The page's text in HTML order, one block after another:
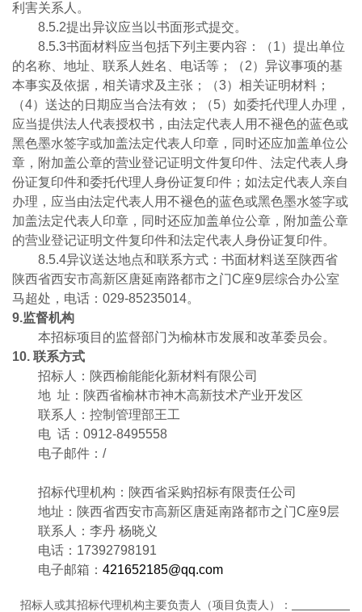
利害关系人。
8.5.2提出异议应当以书面形式提交。
8.5.3书面材料应当包括下列主要内容：（1）提出单位
的名称、地址、联系人姓名、电话等；（2）异议事项的基
本事实及依据，相关请求及主张；（3）相关证明材料；
（4）送达的日期应当合法有效；（5）如委托代理人办理，
应当提供法人代表授权书，由法定代表人用不褪色的蓝色或
黑色墨水签字或加盖法定代表人印章，同时还应加盖单位公
章，附加盖公章的营业登记证明文件复印件、法定代表人身
份证复印件和委托代理人身份证复印件；如法定代表人亲自
办理，应当由法定代表人用不褪色的蓝色或黑色墨水签字或
加盖法定代表人印章，同时还应加盖单位公章，附加盖公章
的营业登记证明文件复印件和法定代表人身份证复印件。
8.5.4异议送达地点和联系方式：书面材料送至陕西省
陕西省西安市高新区唐延南路都市之门C座9层综合办公室
马超处，电话：029-85235014。
9.监督机构
本招标项目的监督部门为榆林市发展和改革委员会。
联系方式
招标人：陕西榆能能化新材料有限公司
地 址：陕西省榆林市神木高新技术产业开发区
联系人：控制管理部王工
电 话：0912-8495558
电子邮件：/
招标代理机构：陕西省采购招标有限责任公司
地址：陕西省西安市高新区唐延南路都市之门C座9层
联系人：李丹 杨晓义
电话：17392798191
电子邮箱： 421652185@qq.com
招标人或其招标代理机构主要负责人（项目负责人）：